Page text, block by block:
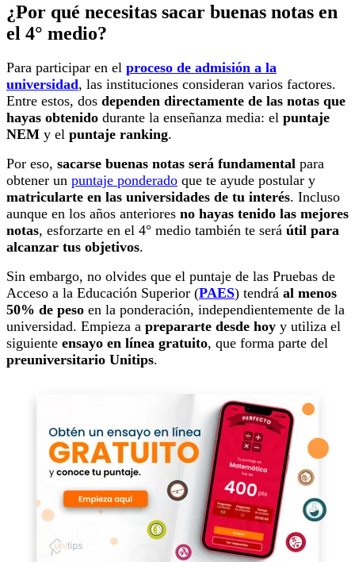
¿Por qué necesitas sacar buenas notas en
el 4° medio?
Para participar en el proceso de admisión a la
universidad, las instituciones consideran varios factores.
Entre estos, dos dependen directamente de las notas que
hayas obtenido durante la enseñanza media: el puntaje
NEM y el puntaje ranking.
Por eso, sacarse buenas notas será fundamental para
obtener un puntaje ponderado que te ayude postular y
matricularte en las universidades de tu interés. Incluso
aunque en los años anteriores no hayas tenido las mejores
notas, esforzarte en el 4° medio también te será útil para
alcanzar tus objetivos.
Sin embargo, no olvides que el puntaje de las Pruebas de
Acceso a la Educación Superior (PAES) tendrá al menos
50% de peso en la ponderación, independientemente de la
universidad. Empieza a prepararte desde hoy y utiliza el
siguiente ensayo en línea gratuito, que forma parte del
preuniversitario Unitips.